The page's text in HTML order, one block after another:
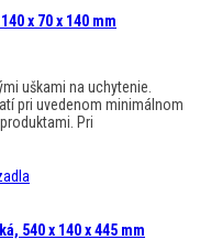
x 70 x 140 mm
uškami na uchytenie.
pri uvedenom minimálnom
Pri
540 x 140 x 445 mm